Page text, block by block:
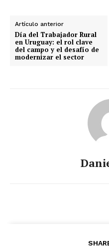
Artículo anterior
Día del Trabajador Rural
en Uruguay: el rol clave
del campo y el desafío de
modernizar el sector